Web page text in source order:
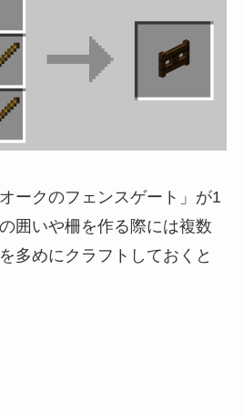
ークのフェンスゲート」が1
囲いや柵を作る際には複数
多めにクラフトしておくと